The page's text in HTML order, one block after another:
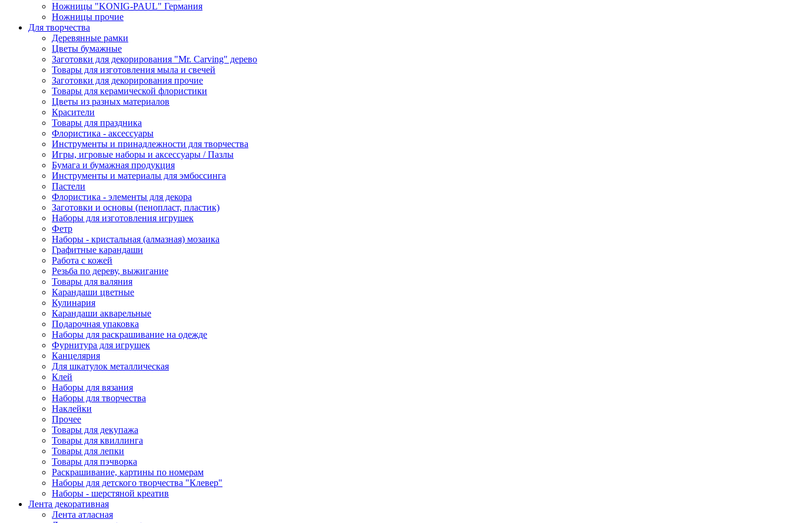
Ножницы "KONIG-PAUL" Германия
Ножницы прочие
Для творчества
Деревянные рамки
Цветы бумажные
Заготовки для декорирования "Mr. Carving" дерево
Товары для изготовления мыла и свечей
Заготовки для декорирования прочие
Товары для керамической флористики
Цветы из разных материалов
Красители
Товары для праздника
Флористика - аксессуары
Инструменты и принадлежности для творчества
Игры, игровые наборы и аксессуары / Пазлы
Бумага и бумажная продукция
Инструменты и материалы для эмбоссинга
Пастели
Флористика - элементы для декора
Заготовки и основы (пенопласт, пластик)
Наборы для изготовления игрушек
Фетр
Наборы - кристальная (алмазная) мозаика
Графитные карандаши
Работа с кожей
Резьба по дереву, выжигание
Товары для валяния
Карандаши цветные
Кулинария
Карандаши акварельные
Подарочная упаковка
Наборы для раскрашивание на одежде
Фурнитура для игрушек
Канцелярия
Для шкатулок металлическая
Клей
Наборы для вязания
Наборы для творчества
Наклейки
Прочее
Товары для декупажа
Товары для квиллинга
Товары для лепки
Товары для пэчворка
Раскрашивание, картины по номерам
Наборы для детского творчества "Клевер"
Наборы - шерстяной креатив
Лента декоративная
Лента атласная